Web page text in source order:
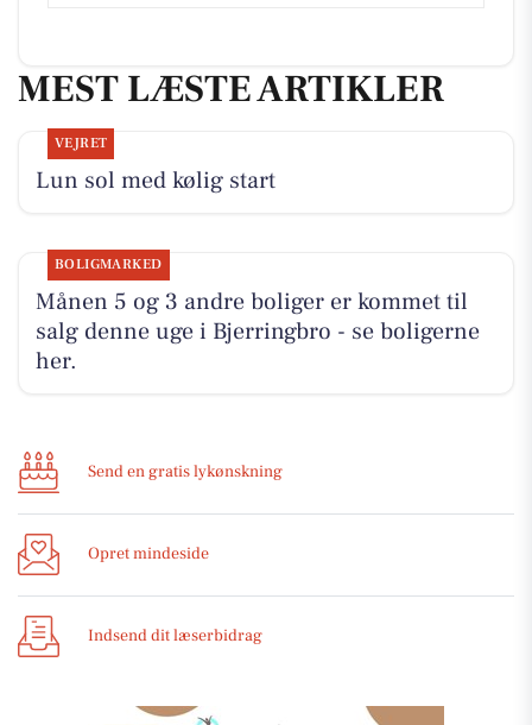
MEST LÆSTE ARTIKLER
VEJRET
Lun sol med kølig start
BOLIGMARKED
Månen 5 og 3 andre boliger er kommet til
salg denne uge i Bjerringbro - se boligerne
her.
Send en gratis lykønskning
Opret mindeside
Indsend dit læserbidrag